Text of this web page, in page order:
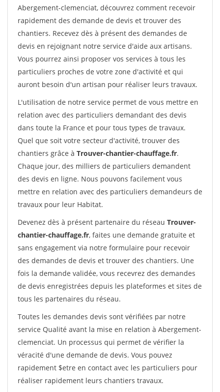
Abergement-clemenciat, découvrez comment recevoir
rapidement des demande de devis et trouver des
chantiers. Recevez dès à présent des demandes de
devis en rejoignant notre service d'aide aux artisans.
Vous pourrez ainsi proposer vos services à tous les
particuliers proches de votre zone d'activité et qui
auront besoin d'un artisan pour réaliser leurs travaux.
L'utilisation de notre service permet de vous mettre en
relation avec des particuliers demandant des devis
dans toute la France et pour tous types de travaux.
Quel que soit votre secteur d'activité, trouver des
chantiers grâce à Trouver-chantier-chauffage.fr.
Chaque jour, des milliers de particuliers demandent
des devis en ligne. Nous pouvons facilement vous
mettre en relation avec des particuliers demandeurs de
travaux pour leur Habitat.
Devenez dès à présent partenaire du réseau Trouver-
chantier-chauffage.fr, faites une demande gratuite et
sans engagement via notre formulaire pour recevoir
des demandes de devis et trouver des chantiers. Une
fois la demande validée, vous recevrez des demandes
de devis enregistrées depuis les plateformes et sites de
tous les partenaires du réseau.
Toutes les demandes devis sont vérifiées par notre
service Qualité avant la mise en relation à Abergement-
clemenciat. Un processus qui permet de vérifier la
véracité d'une demande de devis. Vous pouvez
rapidement $etre en contact avec les particuliers pour
réaliser rapidement leurs chantiers travaux.